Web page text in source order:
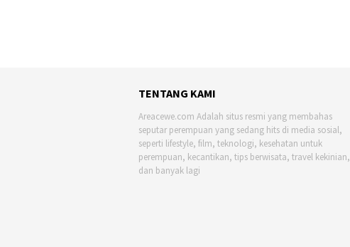
TENTANG KAMI
Areacewe.com Adalah situs resmi yang membahas
seputar perempuan yang sedang hits di media sosial,
seperti lifestyle, film, teknologi, kesehatan untuk
perempuan, kecantikan, tips berwisata, travel kekinian,
dan banyak lagi